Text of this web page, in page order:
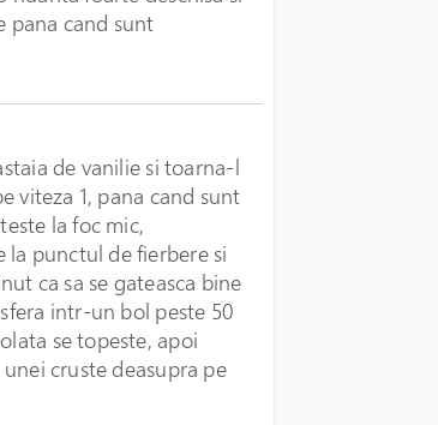
pana cand sunt
de vanilie si toarna-l
viteza 1, pana cand sunt
la foc mic,
la punctul de fierbere si
ca sa se gateasca bine
intr-un bol peste 50
se topeste, apoi
cruste deasupra pe